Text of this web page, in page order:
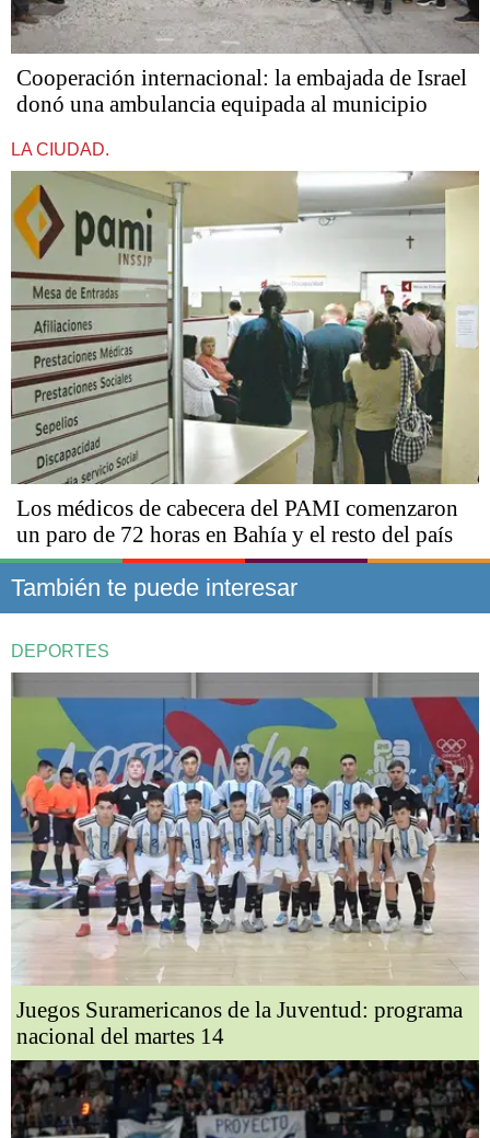
Cooperación internacional: la embajada de Israel
donó una ambulancia equipada al municipio
LA CIUDAD.
Los médicos de cabecera del PAMI comenzaron
un paro de 72 horas en Bahía y el resto del país
También te puede interesar
DEPORTES
Juegos Suramericanos de la Juventud: programa
nacional del martes 14